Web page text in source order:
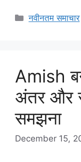
Categories
नवीनतम समाचार
Amish
अंतर और
समझना
December 15,